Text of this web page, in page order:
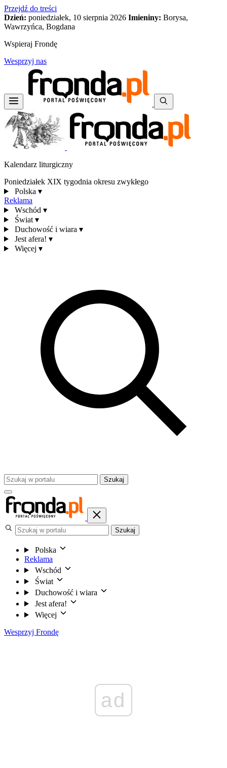
Przejdź do treści
Dzień: poniedziałek, 10 sierpnia 2026 Imieniny: Borysa,
Wawrzyńca, Bogdana
Wspieraj Frondę
Wesprzyj nas
Kalendarz liturgiczny
Poniedziałek XIX tygodnia okresu zwykłego
Polska ▾
Reklama
Wschód ▾
Świat ▾
Duchowość i wiara ▾
Jest afera! ▾
Więcej ▾
Szukaj
Szukaj
Polska
Reklama
Wschód
Świat
Duchowość i wiara
Jest afera!
Więcej
Wesprzyj Frondę
ad